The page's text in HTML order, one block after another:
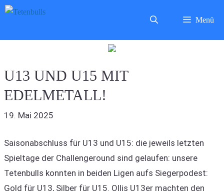
Zum
Menü
U13 UND U15 MIT
EDELMETALL!
19. Mai 2025
Saisonabschluss für U13 und U15: die jeweils letzten
Spieltage der Challengeround sind gelaufen: unsere
Tetenbulls konnten in beiden Ligen aufs Siegerpodest:
Gold für U13, Silber für U15. Ollis U13er machten den